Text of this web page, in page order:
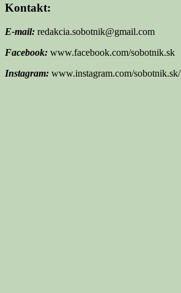
Kontakt:
E-mail: redakcia.sobotnik@gmail.com
Facebook: www.facebook.com/sobotnik.sk
Instagram: www.instagram.com/sobotnik.sk/